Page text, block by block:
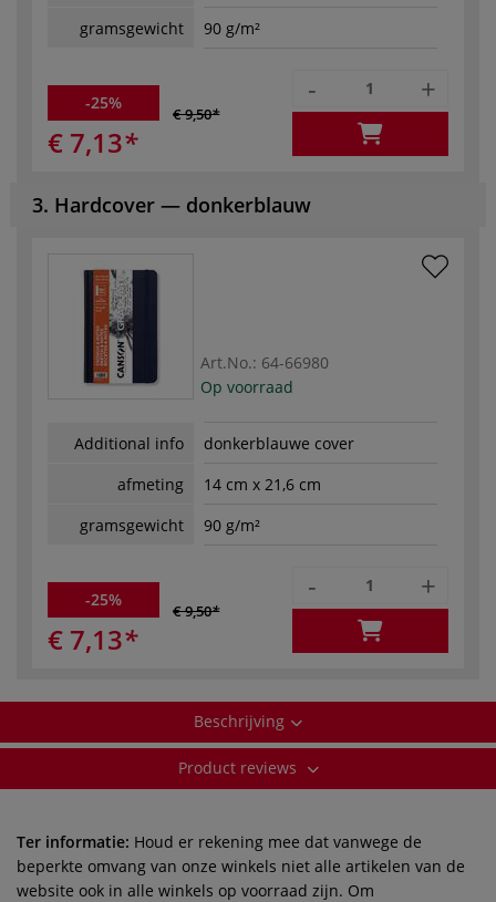
gramsgewicht
90 g/m²
-25%
€ 9,50
€ 7,13
- +
3. Hardcover — donkerblauw
Art.No.: 64-66980
Op voorraad
Additional info
donkerblauwe cover
afmeting
14 cm x 21,6 cm
gramsgewicht
90 g/m²
-25%
€ 9,50
€ 7,13
- +
Beschrijving
Product reviews
Ter informatie: Houd er rekening mee dat vanwege de
beperkte omvang van onze winkels niet alle artikelen van de
website ook in alle winkels op voorraad zijn. Om